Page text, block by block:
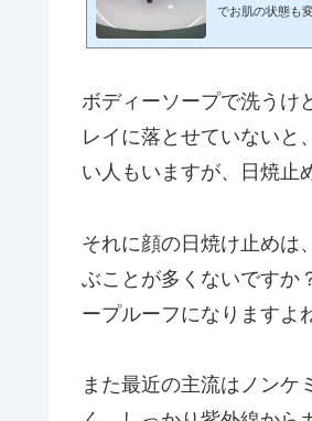
でお肌の状態も
説もあったり・
洗顔法をお伝え
ボディーソープで洗うけ
レイに落とせていないと
い人もいますが、日焼止
それに顔の日焼け止めは
ぶことが多くないですか
ープルーフになりますよ
また最近の主流は ノンケ